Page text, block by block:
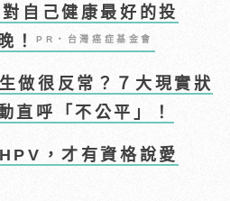
自己健康最好的投
！PR・台灣癌症基金會
做很反常？７大現實狀
直呼「不公平」！
，才有資格說愛